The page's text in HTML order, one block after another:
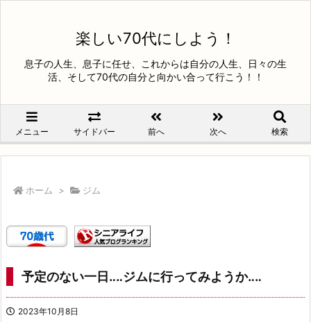
楽しい70代にしよう！
息子の人生、息子に任せ、これからは自分の人生、日々の生
活、そして70代の自分と向かい合って行こう！！
メニュー サイドバー 前へ 次へ 検索
ホーム > ジム
予定のない一日‥‥ジムに行ってみようか‥‥
2023年10月8日